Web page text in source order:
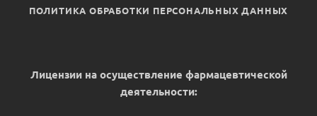
ПОЛИТИКА ОБРАБОТКИ ПЕРСОНАЛЬНЫХ ДАННЫХ
Лицензии на осуществление фармацевтической
деятельности: